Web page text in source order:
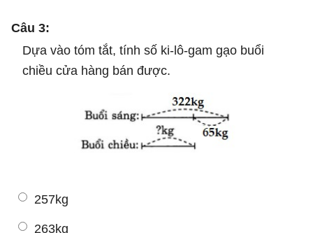
Câu 3:
Dựa vào tóm tắt, tính số ki-lô-gam gạo buổi
chiều cửa hàng bán được.
257kg
263kg